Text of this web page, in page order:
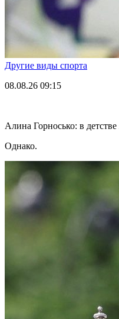
Другие виды спорта
08.08.26 09:15
Алина Горносько: в
Однако.